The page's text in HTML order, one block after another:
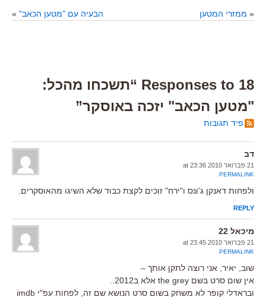
« ממזרי המטען הבעיה עם "מטען הכאב" »
18 Responses to “תשכחו מהכל:
"מטען הכאב" יזכה באוסקר”
פיד תגובות
דב
21 פברואר 2010 at 23:36
PERMALINK
ולפחות דאנקן ג'ונס ו"ירח" זוכים לקצת כבוד שלא השיגו מהאוסקרים.
REPLY
מיכאל 22
21 פברואר 2010 at 23:45
PERMALINK
שוב, יאיר, אני רוצה לתקן אותך –
אין שום סרט בשם the grey אלא ב2012..
ובראדלי קופר לא משחק בשום סרט הנושא שם זה, לפחות עפ"י imdb